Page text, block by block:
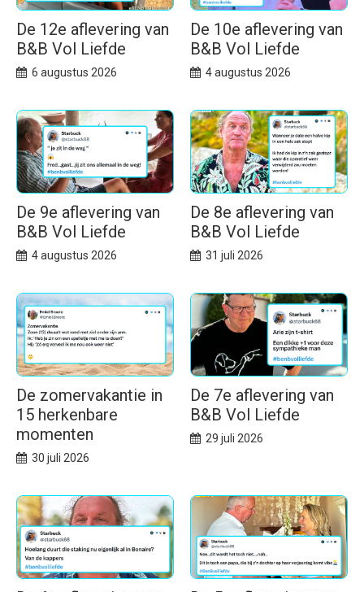
De 12e aflevering van
B&B Vol Liefde
6 augustus 2026
De 10e aflevering van
B&B Vol Liefde
4 augustus 2026
De 9e aflevering van
B&B Vol Liefde
4 augustus 2026
De 8e aflevering van
B&B Vol Liefde
31 juli 2026
De zomervakantie in
15 herkenbare
momenten
30 juli 2026
De 7e aflevering van
B&B Vol Liefde
29 juli 2026